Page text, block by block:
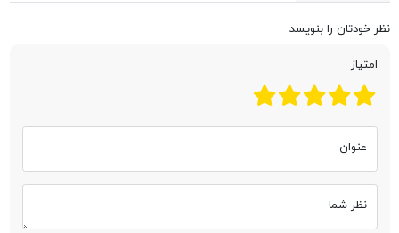
نظر خودتان را بنویسد
امتیاز
عنوان
نظر شما